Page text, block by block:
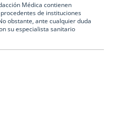
Médica contienen
de instituciones
obstante, ante cualquier duda
su especialista sanitario